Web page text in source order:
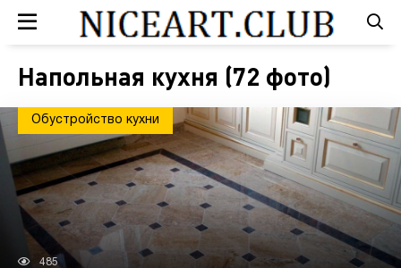
Напольная кухня (72 фото)
Обустройство кухни
485